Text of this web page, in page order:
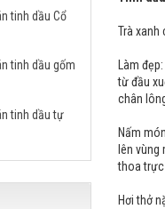
Trà xanh
Làm
từ đầu
chân
Nấm
lên
thoa
Hơi thở
tinh dầu Cổ
tinh dầu gốm
tinh dầu tự